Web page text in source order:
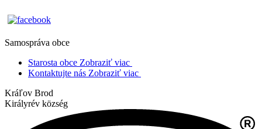
Samospráva obce
Starosta obce Zobraziť viac
Kontaktujte nás Zobraziť viac
Kráľov Brod
Királyrév község